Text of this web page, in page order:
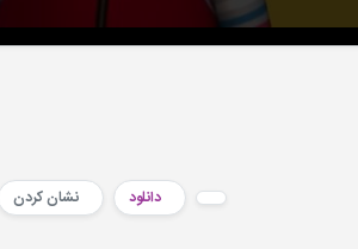
دانلود نشان کردن